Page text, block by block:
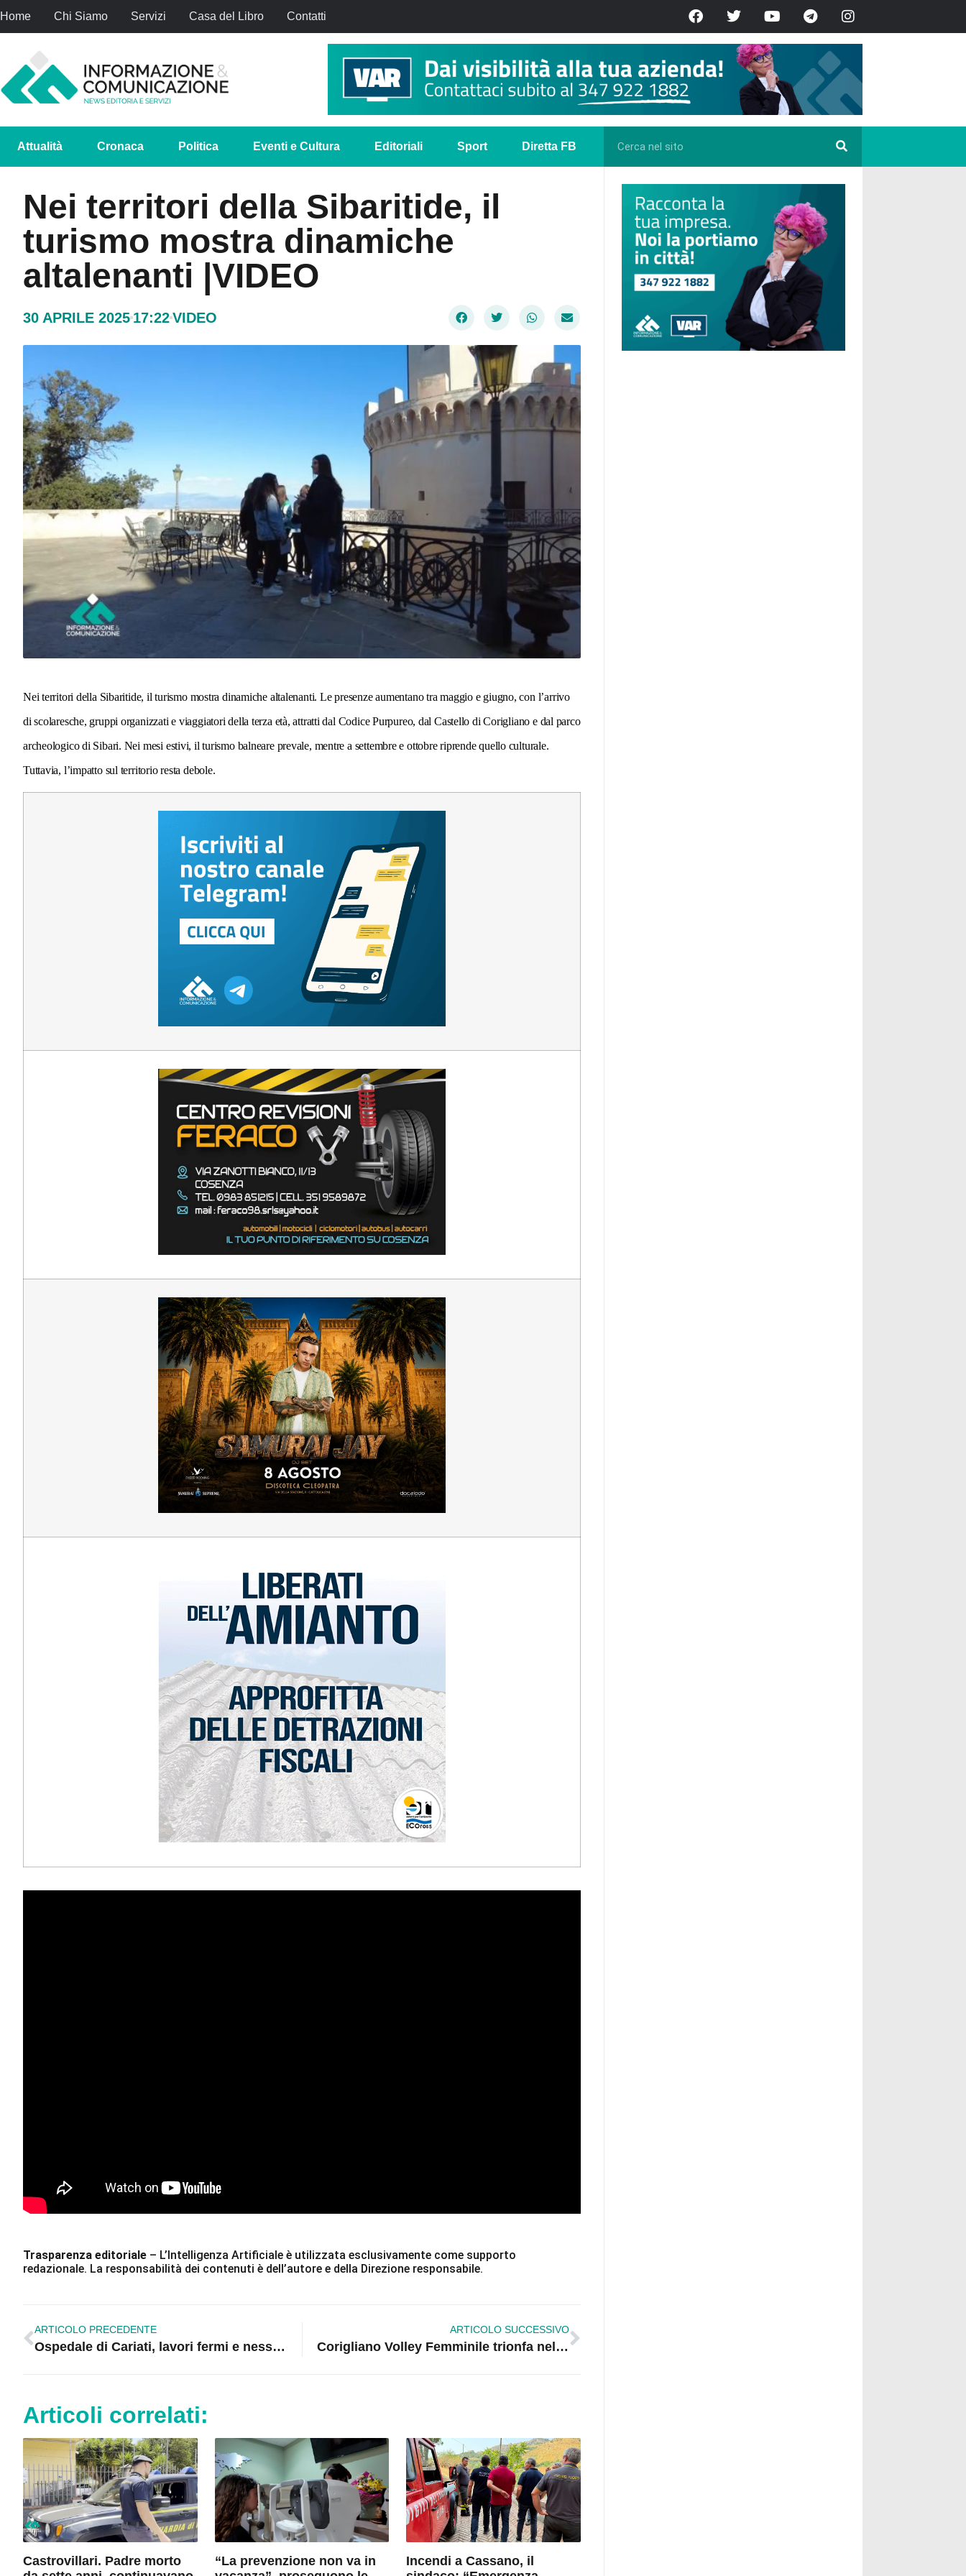
Home Chi Siamo Servizi Casa del Libro Contatti
Attualità Cronaca Politica Eventi e Cultura Editoriali Sport Diretta FB
Nei territori della Sibaritide, il
turismo mostra dinamiche
altalenanti |VIDEO
30 APRILE 2025 17:22VIDEO
Nei territori della Sibaritide, il turismo mostra dinamiche altalenanti. Le presenze aumentano tra maggio e giugno, con l’arrivo
di scolaresche, gruppi organizzati e viaggiatori della terza età, attratti dal Codice Purpureo, dal Castello di Corigliano e dal parco
archeologico di Sibari. Nei mesi estivi, il turismo balneare prevale, mentre a settembre e ottobre riprende quello culturale.
Tuttavia, l’impatto sul territorio resta debole.
Trasparenza editoriale – L’Intelligenza Artificiale è utilizzata esclusivamente come supporto
redazionale. La responsabilità dei contenuti è dell’autore e della Direzione responsabile.
ARTICOLO PRECEDENTE
Ospedale di Cariati, lavori fermi e nessuna pista per l’elisoccorso: cresce la preoccupazione dei cittadini
ARTICOLO SUCCESSIVO
Corigliano Volley Femminile trionfa nel girone: 12 vittorie su 12 e accesso ai Play Off promozione
Articoli correlati:
Castrovillari. Padre morto
“La prevenzione non va in
Incendi a Cassano, il